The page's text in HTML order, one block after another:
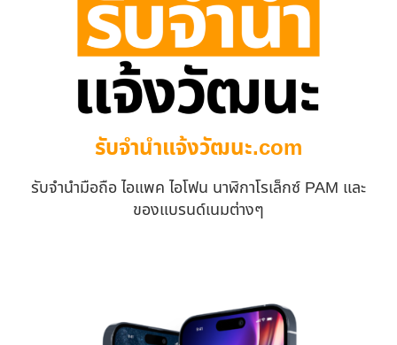
รับจํานําแจ้งวัฒนะ.com
รับจำนำมือถือ ไอแพค ไอโฟน นาฬิกาโรเล็กซ์ PAM และ
ของแบรนด์เนมต่างๆ